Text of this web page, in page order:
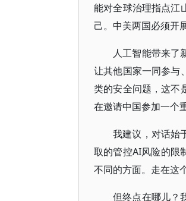
能对全球治理指点江
己。中美两国必须开
人工智能带来
让其他国家一同参与
类的安全问题，这不
在邀请中国参加一个
我建议，对话始
取的管控AI风险的限
不同的方面。走在这
但终点在哪儿？